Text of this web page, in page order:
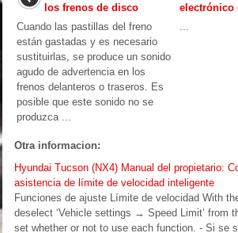
los frenos de disco
Cuando las pastillas del freno
están gastadas y es necesario
sustituirlas, se produce un sonido
agudo de advertencia en los
frenos delanteros o traseros. Es
posible que este sonido no se
produzca ...
electrónico
Otra informacion:
Hyundai Tucson (NX4) Manual del propietario:
asistencia de límite de velocidad inteligente
Funciones de ajuste Límite de velocidad With
deselect ‘Vehicle settings → Speed Limit’ from
set whether or not to use each function. - Si se